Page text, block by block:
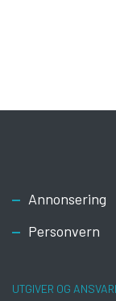
Footer
Annonsering
Personvern
UTGIVER OG